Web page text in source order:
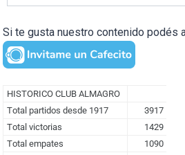
Si te gusta nuestro contenido podés